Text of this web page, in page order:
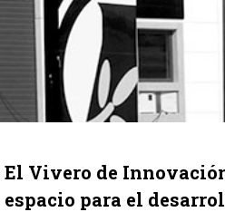
El Vivero de
espacio para el